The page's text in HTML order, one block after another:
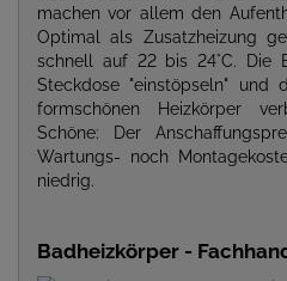
machen vor allem den
Optimal als Zusatzheizung
schnell auf 22 bis 24°C. Die
Steckdose "einstöpseln" und
formschönen Heizkörper
Schöne: Der
Wartungs- noch
niedrig.
Badheizkörper -